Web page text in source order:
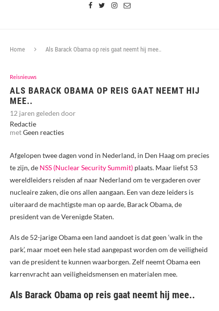
Home Als Barack Obama op reis gaat neemt hij mee..
Reisnieuws
ALS BARACK OBAMA OP REIS GAAT NEEMT HIJ
MEE..
12 jaren geleden door
Redactie
metGeen reacties
Afgelopen twee dagen vond in Nederland, in Den Haag om precies
te zijn, de NSS (Nuclear Security Summit) plaats. Maar liefst 53
wereldleiders reisden af naar Nederland om te vergaderen over
nucleaire zaken, die ons allen aangaan. Een van deze leiders is
uiteraard de machtigste man op aarde, Barack Obama, de
president van de Verenigde Staten.
Als de 52-jarige Obama een land aandoet is dat geen ‘walk in the
park’, maar moet een hele stad aangepast worden om de veiligheid
van de president te kunnen waarborgen. Zelf neemt Obama een
karrenvracht aan veiligheidsmensen en materialen mee.
Als Barack Obama op reis gaat neemt hij mee..